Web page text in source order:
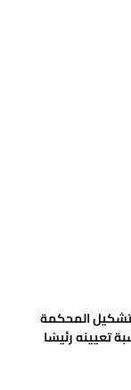
تشكيل المحكمة
تعيينه رئيسًا